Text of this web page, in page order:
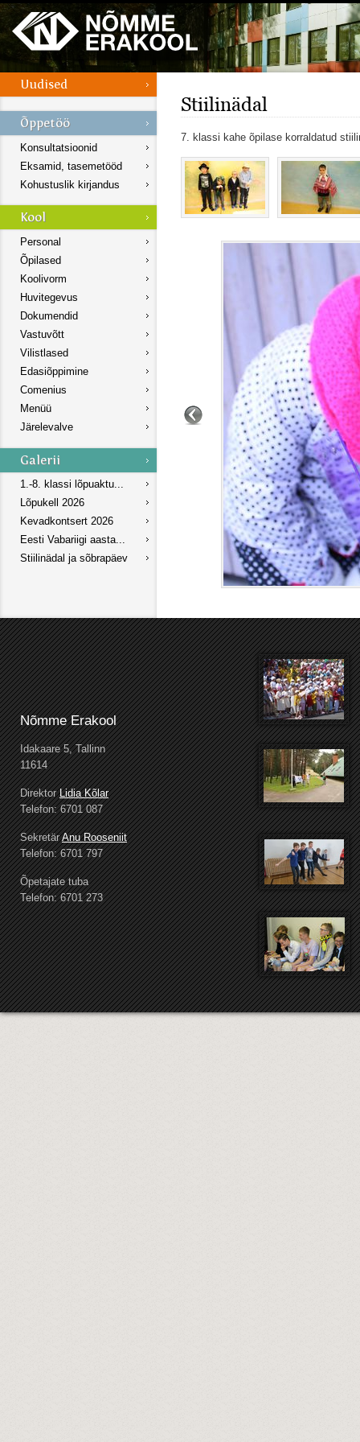
Konsultatsioonid
Eksamid, tasemetööd
Kohustuslik kirjandus
Personal
Õpilased
Koolivorm
Huvitegevus
Dokumendid
Vastuvõtt
Vilistlased
Edasiõppimine
Comenius
Menüü
Järelevalve
1.-8. klassi lõpuaktu...
Lõpukell 2026
Kevadkontsert 2026
Eesti Vabariigi aasta...
Stiilinädal ja sõbrapäev
Stiilinädal
7. klassi kahe õpilase korraldatud
Nõmme Erakool
Idakaare 5, Tallinn
11614
DirektorLidia Kõlar
Telefon: 6701 087
SekretärAnu Rooseniit
Telefon: 6701 797
Õpetajate tuba
Telefon: 6701 273